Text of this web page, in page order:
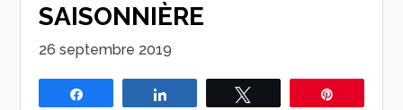
SAISONNIÈRE
26 septembre 2019